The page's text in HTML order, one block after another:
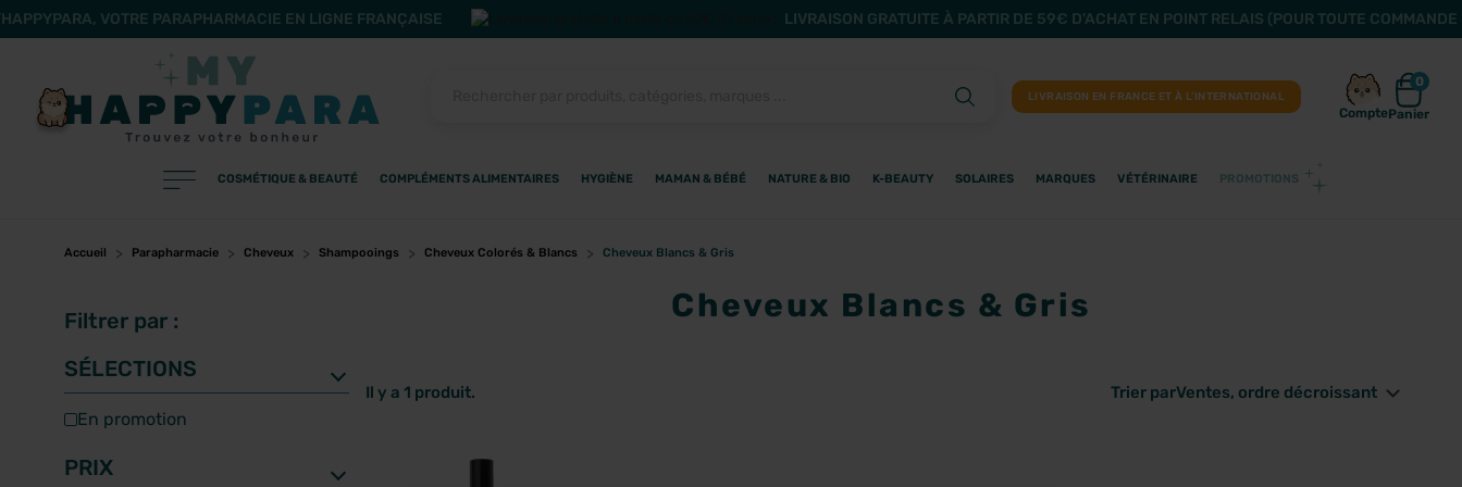
VOTRE PARAPHARMACIE EN LIGNE FRANÇAISE LIVRAISON GRATUITE À PARTIR DE 59€ D'ACHAT EN POINT RELAIS (POUR TOUTE
Filtres
CATÉGORIES
MARQUES
PRODUITS
LIVRAISON EN FRANCE ET À L’INTERNATIONAL
Compte
0
Panier
COSMÉTIQUE & BEAUTÉ COMPLÉMENTS ALIMENTAIRES HYGIÈNE MAMAN & BÉBÉ NATURE & BIO K-BEAUTY SOLAIRES MARQUES VÉTÉRINAIRE PROMOTIONS
Accueil Parapharmacie Cheveux Shampooings Cheveux Colorés & Blancs Cheveux Blancs & Gris
Filtrer par :
SÉLECTIONS
en promotion
PRIX
Cheveux Blancs & Gris
Il y a 1 produit. Trier parVentes, ordre décroissant